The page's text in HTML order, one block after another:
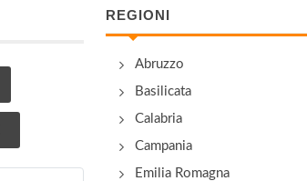
REGIONI
Abruzzo
Basilicata
Calabria
Campania
Emilia Romagna